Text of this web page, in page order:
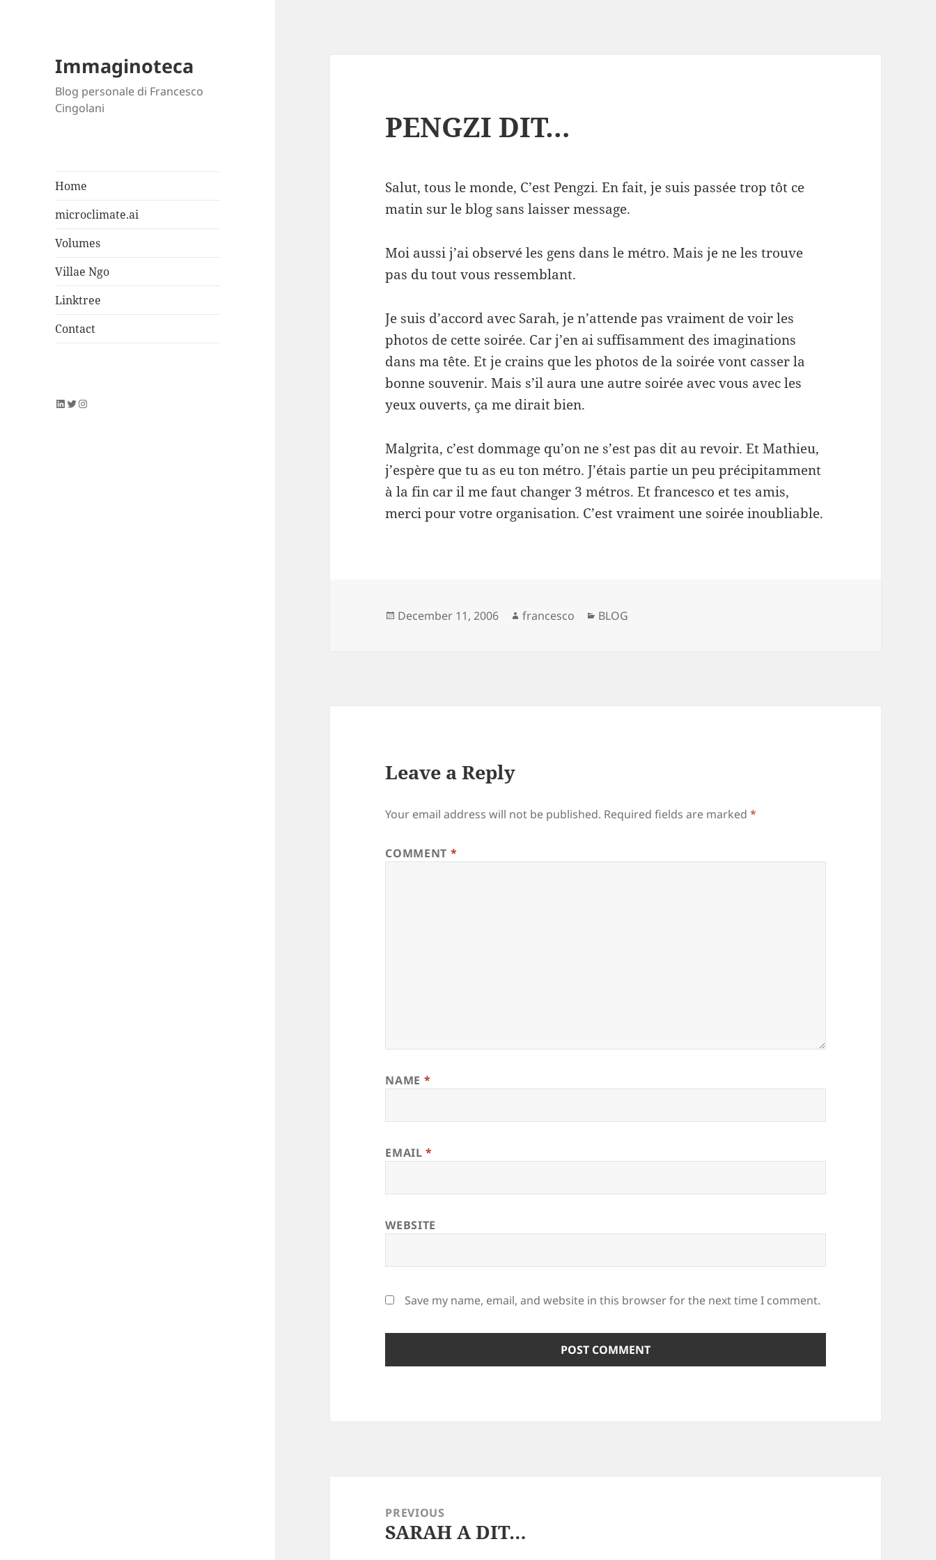
Immaginoteca
Blog personale di Francesco
Cingolani
Home
microclimate.ai
Volumes
Villae Ngo
Linktree
Contact
LinkedIn
Twitter
Instagram
PENGZI DIT…
Salut, tous le monde, C’est Pengzi. En fait, je suis passée trop tôt ce
matin sur le blog sans laisser message.
Moi aussi j’ai observé les gens dans le métro. Mais je ne les trouve
pas du tout vous ressemblant.
Je suis d’accord avec Sarah, je n’attende pas vraiment de voir les
photos de cette soirée. Car j’en ai suffisamment des imaginations
dans ma tête. Et je crains que les photos de la soirée vont casser la
bonne souvenir. Mais s’il aura une autre soirée avec vous avec les
yeux ouverts, ça me dirait bien.
Malgrita, c’est dommage qu’on ne s’est pas dit au revoir. Et Mathieu,
j’espère que tu as eu ton métro. J’étais partie un peu précipitamment
à la fin car il me faut changer 3 métros. Et francesco et tes amis,
merci pour votre organisation. C’est vraiment une soirée inoubliable.
Posted
December 11, 2006 Author
francesco Categories
BLOG
Leave a Reply
Your email address will not be published. Required fields are marked*
COMMENT *
NAME *
EMAIL*
WEBSITE
Save my name, email, and website in this browser for the next time I comment.
navigationPREVIOUS
Previous
SARAH A DIT…